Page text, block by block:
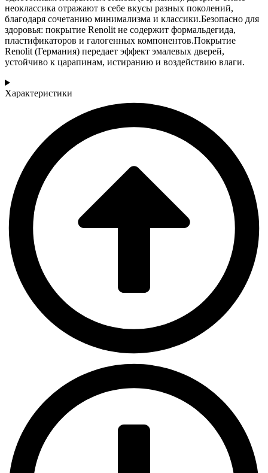
неоклассика отражают в себе вкусы разных поколений,
благодаря сочетанию минимализма и классики.Безопасно для
здоровья: покрытие Renolit не содержит формальдегида,
пластификаторов и галогенных компонентов.Покрытие
Renolit (Германия) передает эффект эмалевых дверей,
устойчиво к царапинам, истиранию и воздействию влаги.
Характеристики